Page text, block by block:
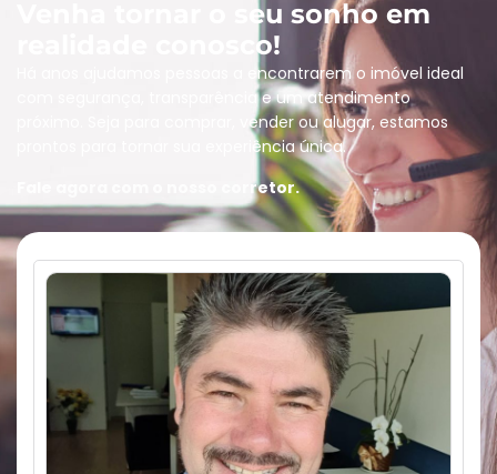
Venha tornar o seu sonho em
realidade conosco!
Há anos ajudamos pessoas a encontrarem o imóvel ideal
com segurança, transparência e um atendimento
próximo. Seja para comprar, vender ou alugar, estamos
prontos para tornar sua experiência única.
Fale agora com o nosso corretor.